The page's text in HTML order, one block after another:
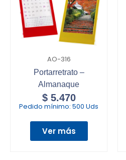
AO-316
Portarretrato –
Almanaque
$5.470
Pedido mínimo: 500 Uds
Ver más